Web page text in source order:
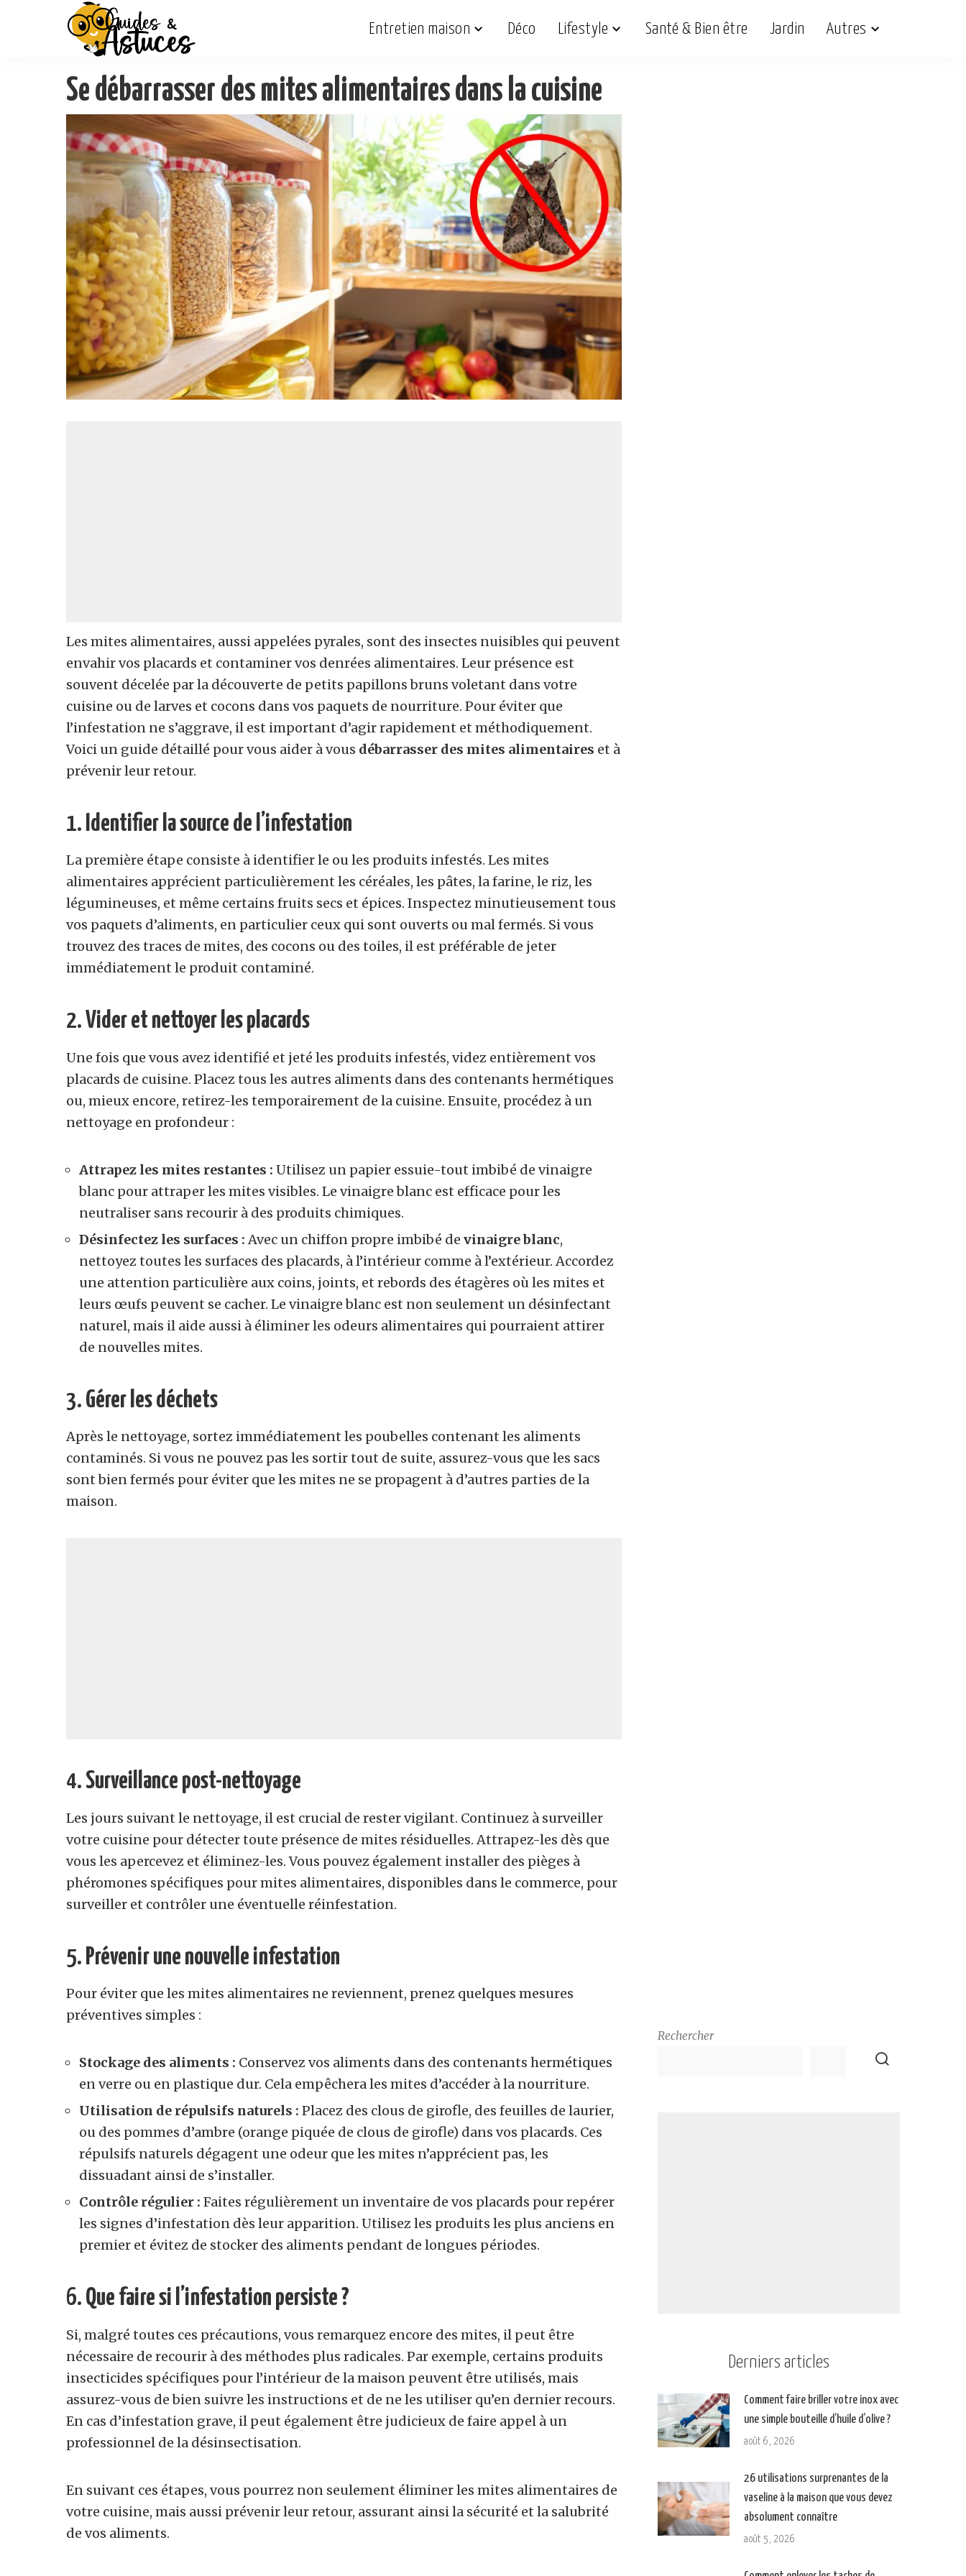
Entretien maison Déco Lifestyle Santé & Bien être Jardin Autres
Se débarrasser des mites alimentaires dans la cuisine
Les mites alimentaires, aussi appelées pyrales, sont des insectes nuisibles qui peuvent
envahir vos placards et contaminer vos denrées alimentaires. Leur présence est
souvent décelée par la découverte de petits papillons bruns voletant dans votre
cuisine ou de larves et cocons dans vos paquets de nourriture. Pour éviter que
l’infestation ne s’aggrave, il est important d’agir rapidement et méthodiquement.
Voici un guide détaillé pour vous aider à vous débarrasser des mites alimentaires et à
prévenir leur retour.
1. Identifier la source de l’infestation
La première étape consiste à identifier le ou les produits infestés. Les mites
alimentaires apprécient particulièrement les céréales, les pâtes, la farine, le riz, les
légumineuses, et même certains fruits secs et épices. Inspectez minutieusement tous
vos paquets d’aliments, en particulier ceux qui sont ouverts ou mal fermés. Si vous
trouvez des traces de mites, des cocons ou des toiles, il est préférable de jeter
immédiatement le produit contaminé.
2.Vider et nettoyer les placards
Une fois que vous avez identifié et jeté les produits infestés, videz entièrement vos
placards de cuisine. Placez tous les autres aliments dans des contenants hermétiques
ou, mieux encore, retirez-les temporairement de la cuisine. Ensuite, procédez à un
nettoyage en profondeur :
Attrapez les mites restantes : Utilisez un papier essuie-tout imbibé de vinaigre
blanc pour attraper les mites visibles. Le vinaigre blanc est efficace pour les
neutraliser sans recourir à des produits chimiques.
Désinfectez les surfaces : Avec un chiffon propre imbibé de vinaigre blanc,
nettoyez toutes les surfaces des placards, à l’intérieur comme à l’extérieur. Accordez
une attention particulière aux coins, joints, et rebords des étagères où les mites et
leurs œufs peuvent se cacher. Le vinaigre blanc est non seulement un désinfectant
naturel, mais il aide aussi à éliminer les odeurs alimentaires qui pourraient attirer
de nouvelles mites.
3. Gérer les déchets
Après le nettoyage, sortez immédiatement les poubelles contenant les aliments
contaminés. Si vous ne pouvez pas les sortir tout de suite, assurez-vous que les sacs
sont bien fermés pour éviter que les mites ne se propagent à d’autres parties de la
maison.
4. Surveillance post-nettoyage
Les jours suivant le nettoyage, il est crucial de rester vigilant. Continuez à surveiller
votre cuisine pour détecter toute présence de mites résiduelles. Attrapez-les dès que
vous les apercevez et éliminez-les. Vous pouvez également installer des pièges à
phéromones spécifiques pour mites alimentaires, disponibles dans le commerce, pour
surveiller et contrôler une éventuelle réinfestation.
5. Prévenir une nouvelle infestation
Pour éviter que les mites alimentaires ne reviennent, prenez quelques mesures
préventives simples :
Stockage des aliments : Conservez vos aliments dans des contenants hermétiques
en verre ou en plastique dur. Cela empêchera les mites d’accéder à la nourriture.
Utilisation de répulsifs naturels : Placez des clous de girofle, des feuilles de laurier,
ou des pommes d’ambre (orange piquée de clous de girofle) dans vos placards. Ces
répulsifs naturels dégagent une odeur que les mites n’apprécient pas, les
dissuadant ainsi de s’installer.
Contrôle régulier : Faites régulièrement un inventaire de vos placards pour repérer
les signes d’infestation dès leur apparition. Utilisez les produits les plus anciens en
premier et évitez de stocker des aliments pendant de longues périodes.
6. Que faire si l’infestation persiste ?
Si, malgré toutes ces précautions, vous remarquez encore des mites, il peut être
nécessaire de recourir à des méthodes plus radicales. Par exemple, certains produits
insecticides spécifiques pour l’intérieur de la maison peuvent être utilisés, mais
assurez-vous de bien suivre les instructions et de ne les utiliser qu’en dernier recours.
En cas d’infestation grave, il peut également être judicieux de faire appel à un
professionnel de la désinsectisation.
En suivant ces étapes, vous pourrez non seulement éliminer les mites alimentaires de
votre cuisine, mais aussi prévenir leur retour, assurant ainsi la sécurité et la salubrité
de vos aliments.
Rechercher
Derniers articles
Comment faire briller votre inox avec
une simple bouteille d’huile d’olive ?
août 6, 2026
26 utilisations surprenantes de la
vaseline à la maison que vous devez
absolument connaître
août 5, 2026